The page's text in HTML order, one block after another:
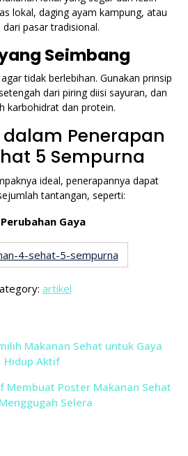
lokal, daging ayam kampung, atau
dari pasar tradisional.
Seimbang
tidak berlebihan. Gunakan prinsip
dari piring diisi sayuran, dan
karbohidrat dan protein.
Penerapan
5 Sempurna
ideal, penerapannya dapat
tantangan, seperti:
Perubahan Gaya
4-sehat-5-sempurna
artikel
Makanan Sehat untuk Gaya
Hidup Aktif
Membuat Poster Makanan Sehat
Selera